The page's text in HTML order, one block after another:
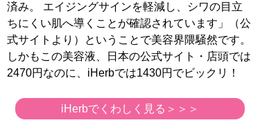
済み。 エイジングサインを軽減し、シワの目立
ちにくい肌へ導くことが確認されています」（公
式サイトより）ということで美容界隈騒然です。
しかもこの美容液、日本の公式サイト・店頭では
2470円なのに、iHerbでは1430円でビックリ！
iHerbでくわしく見る＞＞＞